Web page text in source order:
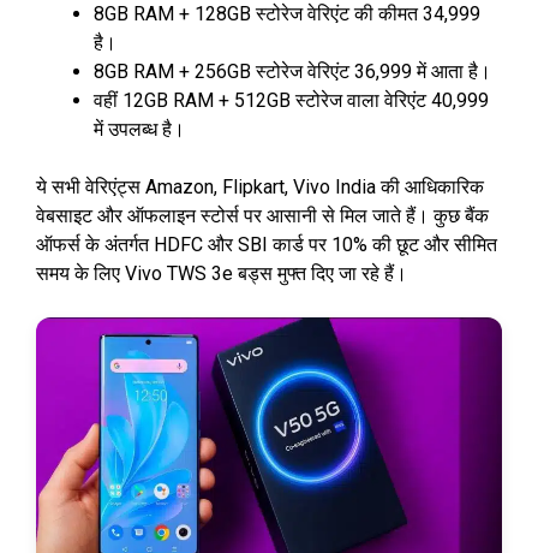
8GB RAM + 128GB स्टोरेज वेरिएंट की कीमत ₹34,999
है।
8GB RAM + 256GB स्टोरेज वेरिएंट ₹36,999 में आता है।
वहीं 12GB RAM + 512GB स्टोरेज वाला वेरिएंट ₹40,999
में उपलब्ध है।
ये सभी वेरिएंट्स Amazon, Flipkart, Vivo India की आधिकारिक
वेबसाइट और ऑफलाइन स्टोर्स पर आसानी से मिल जाते हैं। कुछ बैंक
ऑफर्स के अंतर्गत HDFC और SBI कार्ड पर 10% की छूट और सीमित
समय के लिए Vivo TWS 3e बड्स मुफ्त दिए जा रहे हैं।